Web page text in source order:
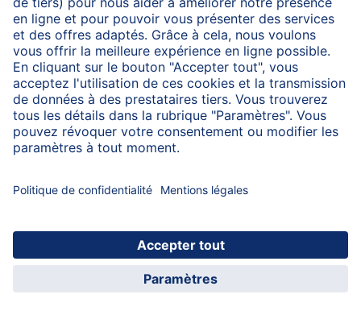
Protection des données
Protection d'utilisation
Mentions légales
A propos de HiPP
Contactez-nous
Transfert sécurisé des données par un cryptage des
données
© 2026 HiPP